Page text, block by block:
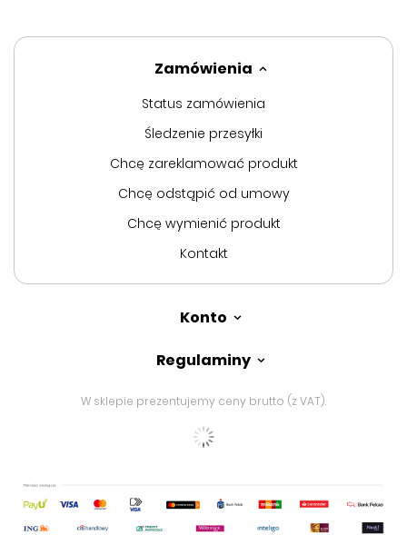
Zamówienia
Status zamówienia
Śledzenie przesyłki
Chcę zareklamować produkt
Chcę odstąpić od umowy
Chcę wymienić produkt
Kontakt
Konto
Regulaminy
W sklepie prezentujemy ceny brutto (z VAT).